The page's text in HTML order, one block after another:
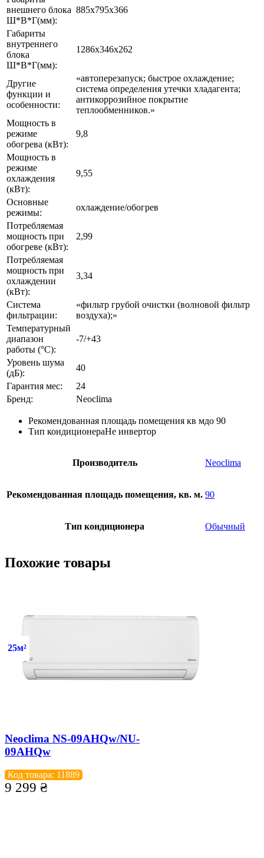
внешнего блока
Ш*В*Г(мм):
885x795x366
Габариты
внутреннего
блока
Ш*В*Г(мм):
1286x346x262
Другие
функции и
особенности:
«автоперезапуск; быстрое охлаждение;
система определения утечки хладагента;
антикоррозийное покрытие
теплообменников.»
Мощность в
режиме
обогрева (кВт):
9,8
Мощность в
режиме
охлаждения
(кВт):
9,55
Основные
режимы:
охлаждение/обогрев
Потребляемая
мощность при
обогреве (кВт):
2,99
Потребляемая
мощность при
охлаждении
(кВт):
3,34
Система
фильтрации:
«фильтр грубой очистки (волновой фильтр
воздуха);»
Температурный
диапазон
работы (°C):
-7/+43
Уровень шума
(дБ):
40
Гарантия мес:
24
Бренд:
Neoclima
Рекомендованная площадь помещения кв мдо 90
Тип кондиционераНе инвертор
Производитель Neoclima
Рекомендованная площадь помещения, кв. м. 90
Тип кондиционера Обычный
Похожие товары
25м²
Neoclima NS-09AHQw/NU-
09AHQw
Код товара: 11889
9 299 ₴